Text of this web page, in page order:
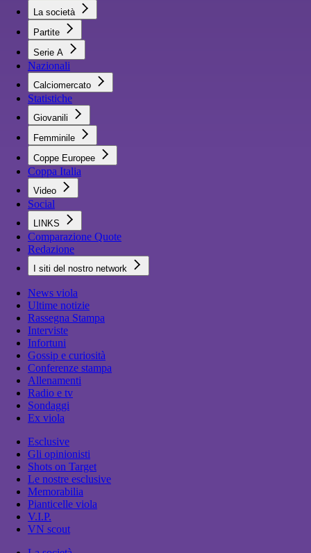
La società
Partite
Serie A
Nazionali
Calciomercato
Statistiche
Giovanili
Femminile
Coppe Europee
Coppa Italia
Video
Social
LINKS
Comparazione Quote
Redazione
I siti del nostro network
News viola
Ultime notizie
Rassegna Stampa
Interviste
Infortuni
Gossip e curiosità
Conferenze stampa
Allenamenti
Radio e tv
Sondaggi
Ex viola
Esclusive
Gli opinionisti
Shots on Target
Le nostre esclusive
Memorabilia
Pianticelle viola
V.I.P.
VN scout